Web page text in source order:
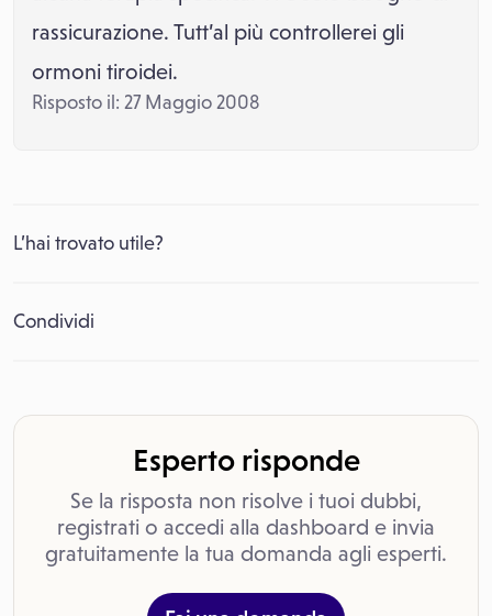
rassicurazione. Tutt’al più controllerei gli
ormoni tiroidei.
Risposto il: 27 Maggio 2008
L’hai trovato utile?
Condividi
Esperto risponde
Se la risposta non risolve i tuoi dubbi,
registrati o accedi alla dashboard e invia
gratuitamente la tua domanda agli esperti.